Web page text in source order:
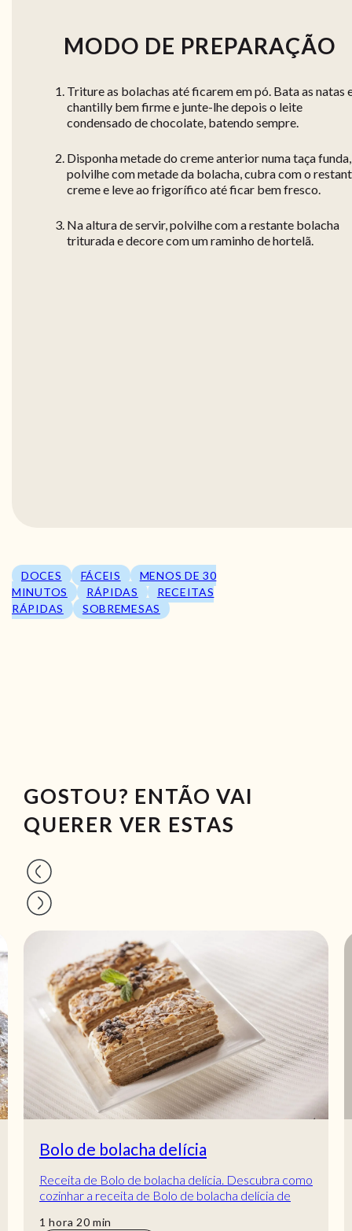
MODO DE PREPARAÇÃO
Triture as bolachas até ficarem em pó. Bata as natas
chantilly bem firme e junte-lhe depois o leite
condensado de chocolate, batendo sempre.
Disponha metade do creme anterior numa taça funda,
polvilhe com metade da bolacha, cubra com o
creme e leve ao frigorífico até ficar bem fresco.
Na altura de servir, polvilhe com a restante bolacha
triturada e decore com um raminho de hortelã.
DOCES FÁCEIS
MENOS DE 30
MINUTOS
RÁPIDAS
RECEITAS
RÁPIDAS
SOBREMESAS
GOSTOU? ENTÃO VAI
QUERER VER ESTAS
Bolo de bolacha delícia
Receita de Bolo de bolacha delícia. Descubra como
cozinhar a receita de Bolo de bolacha delícia de
1 hora
hora 20min
min